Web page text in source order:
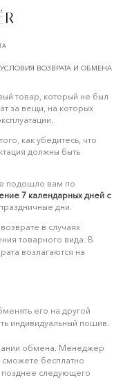
УСЛОВИЯ ВОЗВРАТА И ОБМЕНА
товар, который не был
за вещи, на которых
как убедитесь, что
должны быть
подошло вам по
7 календарных дней с
дни.
в случаях
товарного вида. В
возлагаются на
его на другой
индивидуальный пошив.
обмена. Менеджер
бесплатно
следующего